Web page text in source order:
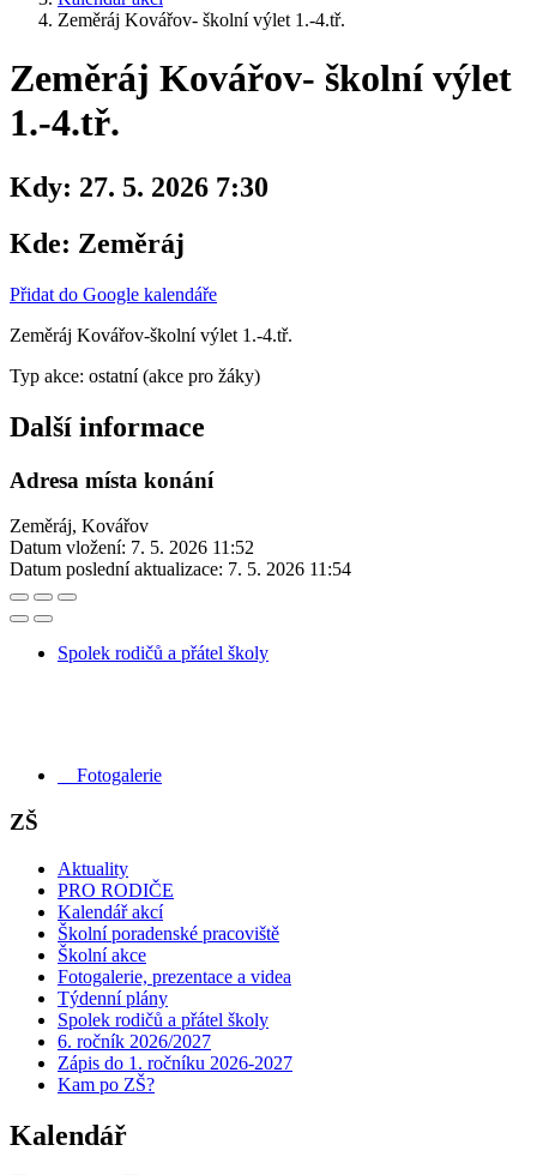
Zeměráj Kovářov- školní výlet 1.-4.tř.
Zeměráj Kovářov- školní výlet
1.-4.tř.
Kdy: 27. 5. 2026 7:30
Kde: Zeměráj
Přidat do Google kalendáře
Zeměráj Kovářov-školní výlet 1.-4.tř.
Typ akce: ostatní (akce pro žáky)
Další informace
Adresa místa konání
Zeměráj, Kovářov
Datum vložení: 7. 5. 2026 11:52
Datum poslední aktualizace: 7. 5. 2026 11:54
Spolek rodičů a přátel školy
Fotogalerie
ZŠ
Aktuality
PRO RODIČE
Kalendář akcí
Školní poradenské pracoviště
Školní akce
Fotogalerie, prezentace a videa
Týdenní plány
Spolek rodičů a přátel školy
6. ročník 2026/2027
Zápis do 1. ročníku 2026-2027
Kam po ZŠ?
Kalendář